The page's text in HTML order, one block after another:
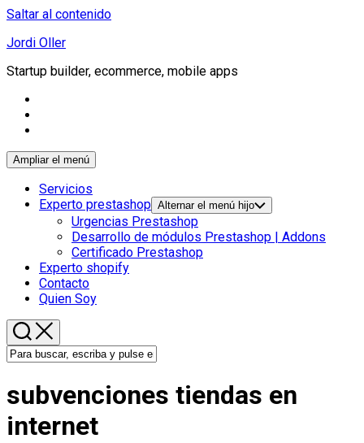
Saltar al contenido
Jordi Oller
Startup builder, ecommerce, mobile apps
Ampliar el menú
Servicios
Experto prestashop Alternar el menú hijo
Urgencias Prestashop
Desarrollo de módulos Prestashop | Addons
Certificado Prestashop
Experto shopify
Contacto
Quien Soy
subvenciones tiendas en
internet